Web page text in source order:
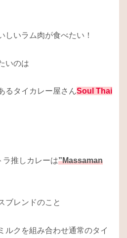
しいラム肉が食べたい！
いのは
るタイカレー屋さんSoul Thai
ラ推しカレーは”Massaman
ブレンドのこと
ルクを組み合わせ通常のタイ